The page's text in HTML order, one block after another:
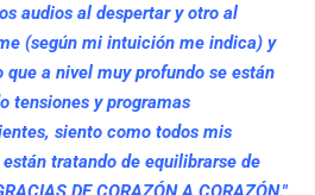
audios al despertar y otro al
(según mi intuición me indica) y
que a nivel muy profundo se están
tensiones y programas
siento como todos mis
tratando de equilibrarse de